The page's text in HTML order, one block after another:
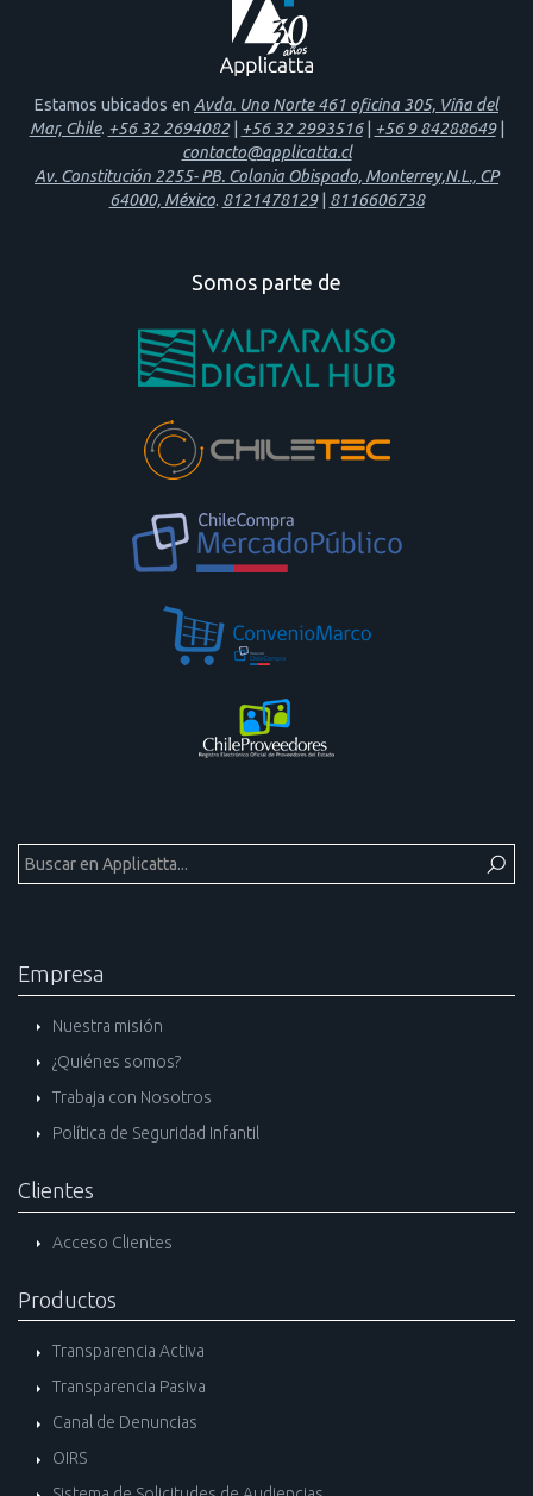
Estamos ubicados en Avda. Uno Norte 461 oficina 305, Viña del
Mar, Chile. +56 32 2694082| +56 32 2993516| +56 9 84288649|
contacto@applicatta.cl
Av. Constitución 2255- PB. Colonia Obispado, Monterrey,N.L., CP
64000, México. 8121478129| 8116606738
Somos parte de
Empresa
Nuestra misión
¿Quiénes somos?
Trabaja con Nosotros
Política de Seguridad Infantil
Clientes
Acceso Clientes
Productos
Transparencia Activa
Transparencia Pasiva
Canal de Denuncias
OIRS